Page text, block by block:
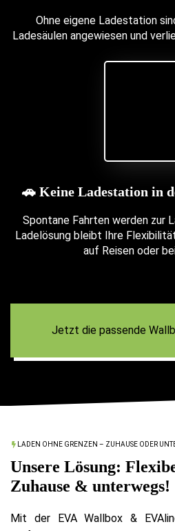
Ohne eigene Ladestation
Ladesäulen angewiesen und
🚗 Keine Ladestation in
Spontane Fahrten werden zur
Ladelösung bleibt Ihre
auf Reisen oder
Jetzt die passende
LADEN OHNE GRENZEN – ZUHAUSE ODER
Unsere Lösung:
Zuhause & unterwegs!
Mit der EVA Wallbox &